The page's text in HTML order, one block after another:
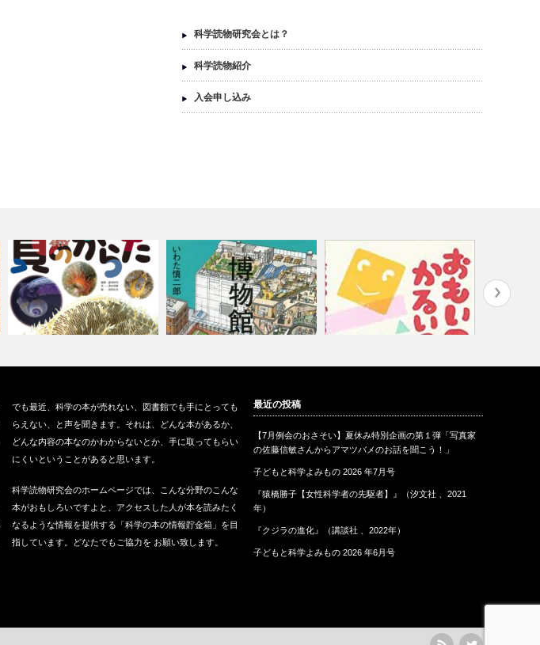
科学読物研究会とは？
科学読物紹介
入会申し込み
評論社 、2…
2012）
でも最近、科学の本が売れない、図書館でも手にとっても
らえない、と声を聞きます。それは、どんな本があるか、
どんな内容の本なのかわからないとか、手に取ってもらい
にくいということがあると思います。
科学読物研究会のホームページでは、こんな分野のこんな
本がおもしろいですよと、アクセスした人が本を読みたく
なるような情報を提供する「科学の本の情報貯金箱」を目
指しています。どなたでもご協力を お願い致します。
最近の投稿
【7月例会のおさそい】夏休み特別企画の第１弾「写真家
の佐藤信敏さんからアマツバメのお話を聞こう！」
子どもと科学よみもの 2026 年7月号
『猿橋勝子【女性科学者の先駆者】』（汐文社 、2021
年）
『クジラの進化』（講談社 、2022年）
子どもと科学よみもの 2026 年6月号